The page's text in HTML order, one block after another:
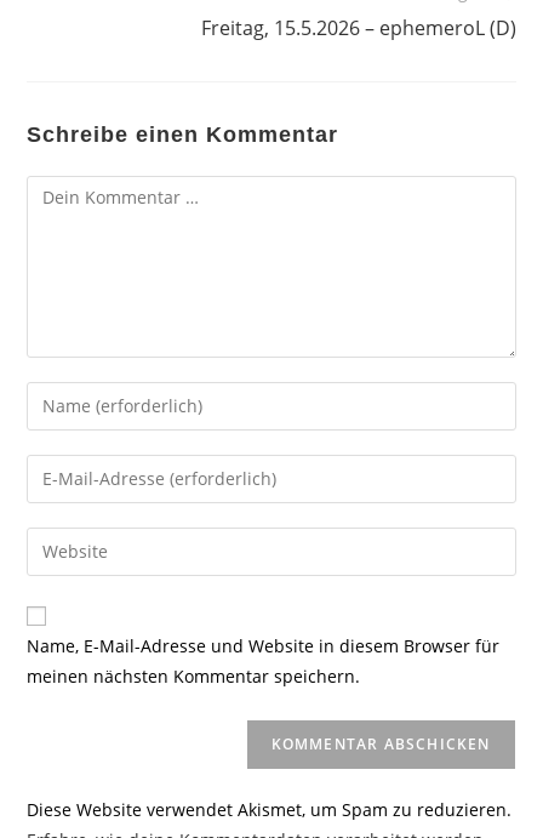
Freitag, 15.5.2026 – ephemeroL (D)
Schreibe einen Kommentar
Kommentar
Gib
deinen
Namen
oder
zum
Kommentieren
ein
Gib
deine
E-
Mail-
zum
Kommentieren
ein
Gib
deine
Website-
URL
Name, E-Mail-Adresse und Website in diesem Browser für
meinen nächsten Kommentar speichern.
Diese Website verwendet Akismet, um Spam zu reduzieren.